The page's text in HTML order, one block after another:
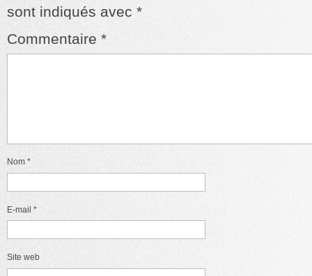
sont indiqués avec *
Commentaire *
Nom *
E-mail *
Site web